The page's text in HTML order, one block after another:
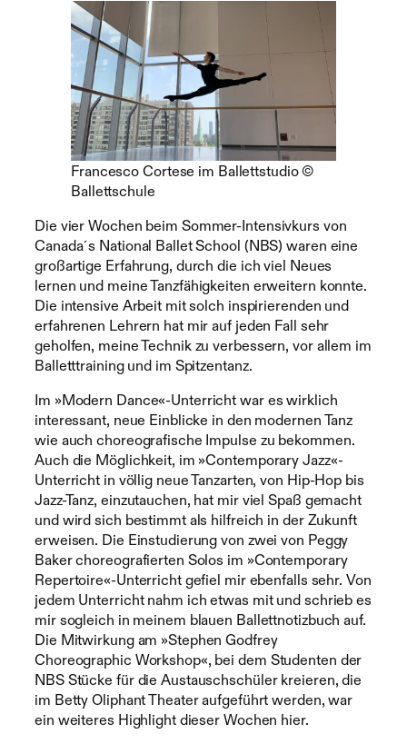
Francesco Cortese im Ballettstudio ©
Ballettschule
Die vier Wochen beim Sommer-Intensivkurs von
Canada´s National Ballet School (NBS) waren eine
großartige Erfahrung, durch die ich viel Neues
lernen und meine Tanzfähigkeiten erweitern konnte.
Die intensive Arbeit mit solch inspirierenden und
erfahrenen Lehrern hat mir auf jeden Fall sehr
geholfen, meine Technik zu verbessern, vor allem im
Balletttraining und im Spitzentanz.
Im »Modern Dance«-Unterricht war es wirklich
interessant, neue Einblicke in den modernen Tanz
wie auch choreografische Impulse zu bekommen.
Auch die Möglichkeit, im »Contemporary Jazz«-
Unterricht in völlig neue Tanzarten, von Hip-Hop bis
Jazz-Tanz, einzutauchen, hat mir viel Spaß gemacht
und wird sich bestimmt als hilfreich in der Zukunft
erweisen. Die Einstudierung von zwei von Peggy
Baker choreografierten Solos im »Contemporary
Repertoire«-Unterricht gefiel mir ebenfalls sehr. Von
jedem Unterricht nahm ich etwas mit und schrieb es
mir sogleich in meinem blauen Ballettnotizbuch auf.
Die Mitwirkung am »Stephen Godfrey
Choreographic Workshop«, bei dem Studenten der
NBS Stücke für die Austauschschüler kreieren, die
im Betty Oliphant Theater aufgeführt werden, war
ein weiteres Highlight dieser Wochen hier.